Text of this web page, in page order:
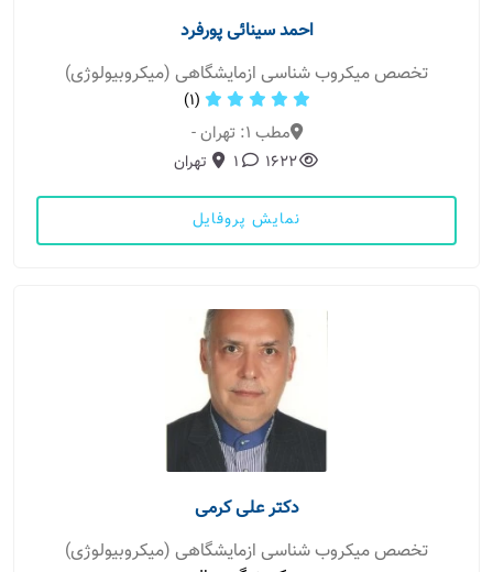
احمد سینائی پورفرد
تخصص میکروب شناسی ازمایشگاهی (میکروبیولوژی)
(1)
مطب 1: تهران -
1622
1 تهران
نمایش پروفایل
دکتر علی کرمی
تخصص میکروب شناسی ازمایشگاهی (میکروبیولوژی)